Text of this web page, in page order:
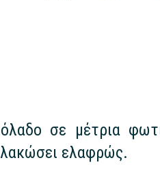
σε μέτρια
ελαφρώς.